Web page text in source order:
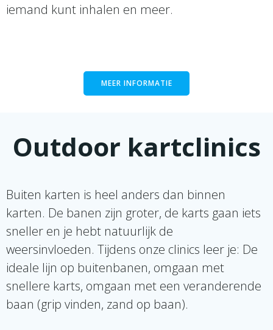
iemand kunt inhalen en meer.
MEER INFORMATIE
Outdoor kartclinics
Buiten karten is heel anders dan binnen
karten. De banen zijn groter, de karts gaan iets
sneller en je hebt natuurlijk de
weersinvloeden. Tijdens onze clinics leer je: De
ideale lijn op buitenbanen, omgaan met
snellere karts, omgaan met een veranderende
baan (grip vinden, zand op baan).